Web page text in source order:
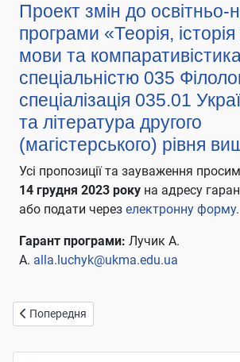
Проект змін до освітньо-
програми «Теорія, історія
мови та
спеціальністю 035
спеціалізація 035.01
та література другого
(магістерського) рівня
Усі пропозиції та зауваження
14 грудня 2023 року на адресу
або подати через електронну форму.
Гарант програми: Лучик А.
А. alla.luchyk@ukma.edu.ua
Попередня стаття: Кафедра
Попередня